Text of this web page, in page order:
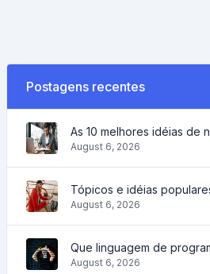
Postagens recentes
August 6, 2026
August 6, 2026
August 6, 2026